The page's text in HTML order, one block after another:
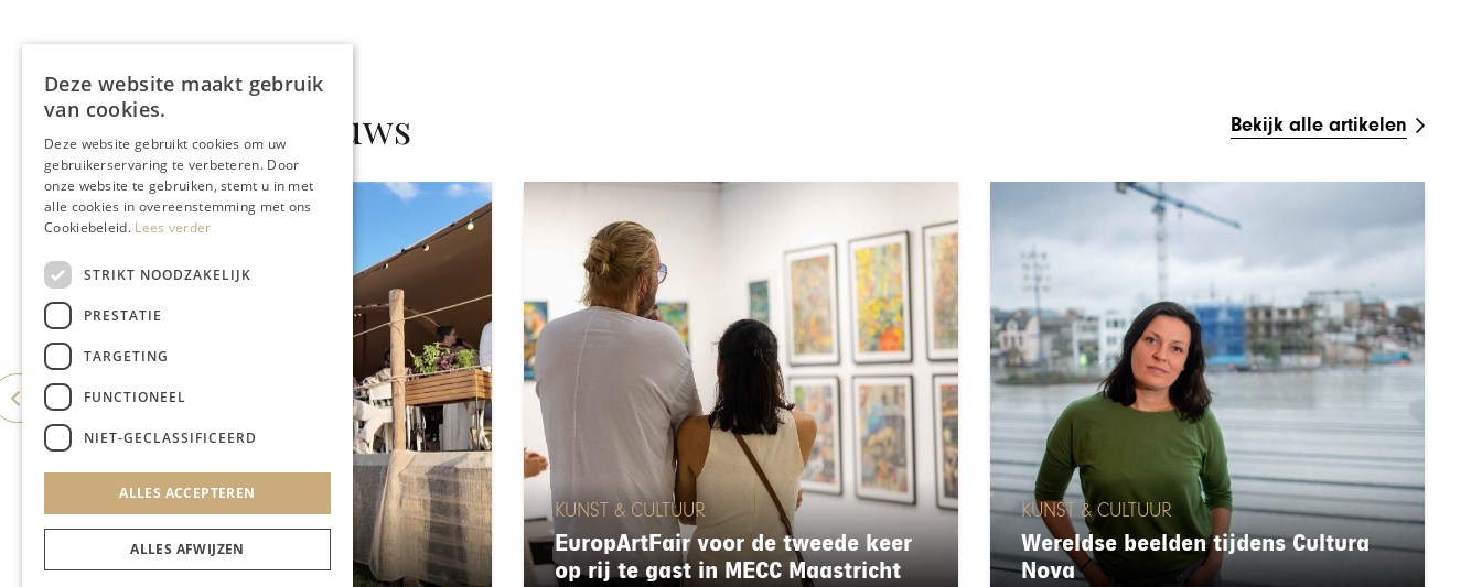
Gerelateerd nieuws Bekijk alle artikelen
Noorbeek Foodfest
KUNST & CULTUUR
EuropArtFair voor de tweede keer
op rij te gast in MECC Maastricht
KUNST & CULTUUR
Wereldse beelden tijdens Cultura
Nova
Deze website maakt gebruik
van cookies.
Deze website gebruikt cookies om uw
gebruikerservaring te verbeteren. Door
onze website te gebruiken, stemt u in met
alle cookies in overeenstemming met ons
Cookiebeleid. Lees verder
STRIKT NOODZAKELIJK
PRESTATIE
TARGETING
FUNCTIONEEL
NIET-GECLASSIFICEERD
ALLES ACCEPTEREN
ALLES AFWIJZEN